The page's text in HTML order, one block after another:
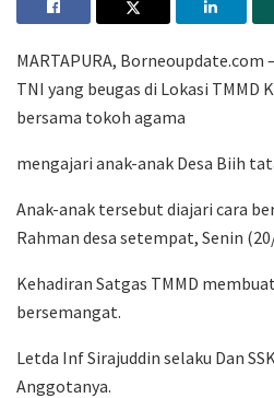
MARTAPURA,
TNI yang beugas di Lokasi TMMD
bersama tokoh agama
mengajari anak-anak Desa Biih
Anak-anak tersebut diajari cara
Rahman desa setempat, Senin
Kehadiran Satgas TMMD
bersemangat.
Letda Inf Sirajuddin selaku Dan
Anggotanya.